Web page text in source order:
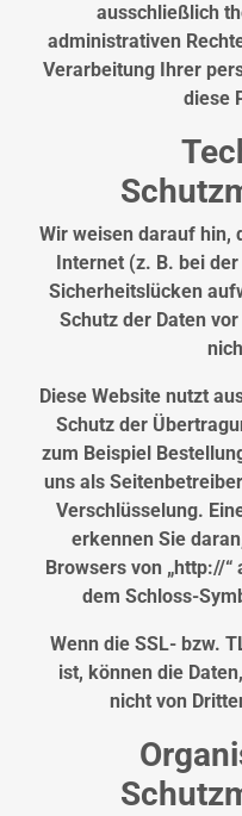
ausschließlich
administrativen
Verarbeitung Ihrer
diese
Wir weisen darauf hin,
Internet (z. B. bei
Sicherheitslücken
Schutz der Daten
Diese Website nutzt
Schutz der
zum Beispiel
uns als
Verschlüsselung.
erkennen Sie
Browsers von „http://
dem Schloss-
Wenn die SSL- bzw.
ist, können die
nicht von